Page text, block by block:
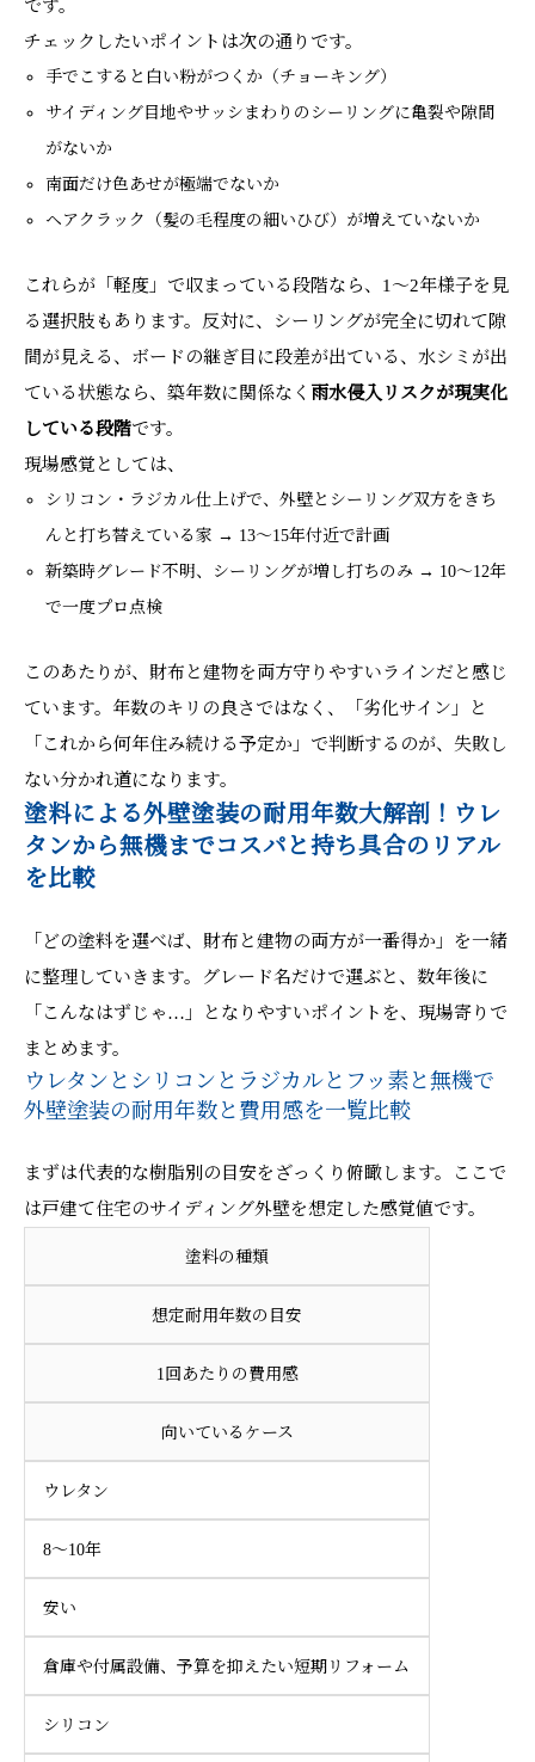
です。
チェックしたいポイントは次の通りです。
手でこすると白い粉がつくか（チョーキング）
サイディング目地やサッシまわりのシーリングに亀裂や隙間
がないか
南面だけ色あせが極端でないか
ヘアクラック（髪の毛程度の細いひび）が増えていないか
これらが「軽度」で収まっている段階なら、1～2年様子を見
る選択肢もあります。反対に、シーリングが完全に切れて隙
間が見える、ボードの継ぎ目に段差が出ている、水シミが出
ている状態なら、築年数に関係なく 雨水侵入リスクが現実化
している段階です。
現場感覚としては、
シリコン・ラジカル仕上げで、外壁とシーリング双方をきち
んと打ち替えている家 → 13～15年付近で計画
新築時グレード不明、シーリングが増し打ちのみ → 10～12年
で一度プロ点検
このあたりが、財布と建物を両方守りやすいラインだと感じ
ています。年数のキリの良さではなく、「劣化サイン」と
「これから何年住み続ける予定か」で判断するのが、失敗し
ない分かれ道になります。
塗料による外壁塗装の耐用年数大解剖！ウレ
タンから無機までコスパと持ち具合のリアル
を比較
「どの塗料を選べば、財布と建物の両方が一番得か」を一緒
に整理していきます。グレード名だけで選ぶと、数年後に
「こんなはずじゃ…」となりやすいポイントを、現場寄りで
まとめます。
ウレタンとシリコンとラジカルとフッ素と無機で
外壁塗装の耐用年数と費用感を一覧比較
まずは代表的な樹脂別の目安をざっくり俯瞰します。ここで
は戸建て住宅のサイディング外壁を想定した感覚値です。
塗料の種類
想定耐用年数の目安
1回あたりの費用感
向いているケース
ウレタン
8〜10年
安い
倉庫や付属設備、予算を抑えたい短期リフォーム
シリコン